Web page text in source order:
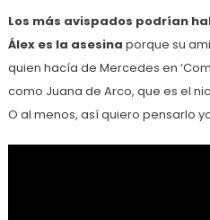
Los más avispados podrían
Álex es la asesina porque su
quien hacía de Mercedes en
como Juana de Arco, que es el
O al menos, así quiero pensarlo